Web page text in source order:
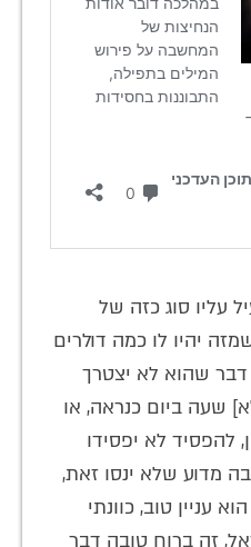
עליו סוג כזה של
יהיו לו כמה דולרים
שהוא לא יצטרך
שעה ביום כנראה, או
להפסיד לא יפסידו
מדוע שלא ינסו זאת,
עניין טוב, כוונתי
זה ברוח טובה דבר